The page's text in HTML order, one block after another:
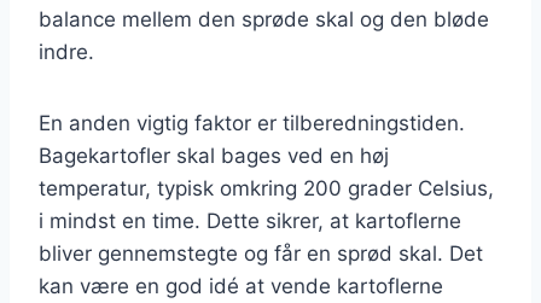
balance mellem den sprøde skal og den bløde
indre.
En anden vigtig faktor er tilberedningstiden.
Bagekartofler skal bages ved en høj
temperatur, typisk omkring 200 grader Celsius,
i mindst en time. Dette sikrer, at kartoflerne
bliver gennemstegte og får en sprød skal. Det
kan være en god idé at vende kartoflerne